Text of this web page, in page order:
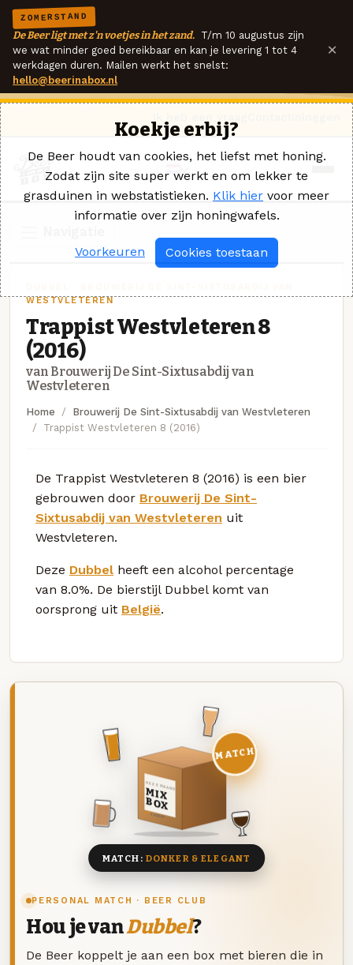
ZOMERSTAND
De Beer ligt met z'n voetjes in het zand. T/m 10 augustus zijn
we wat minder goed bereikbaar en kan je levering 1 tot 4
werkdagen duren. Mailen werkt het snelst:
hello@beerinabox.nl
×
WESTVLETEREN
Trappist Westvleteren 8
(2016)
van Brouwerij De Sint-Sixtusabdij van
Westvleteren
Home
Brouwerij De Sint-Sixtusabdij van Westvleteren
Trappist Westvleteren 8 (2016)
De Trappist Westvleteren 8 (2016) is een bier
gebrouwen door Brouwerij De Sint-
Sixtusabdij van Westvleteren uit
Westvleteren.
Deze Dubbel heeft een alcohol percentage
van 8.0%. De bierstijl Dubbel komt van
oorsprong uit België.
PERSONAL MATCH · BEER CLUB
Hou je vanDubbel?
De Beer koppelt je aan een box met bieren die in
DEZE MAAND
MIX
BOX
8 BIEREN
MATCH
MATCH: DONKER & ELEGANT
Koekje erbij?
De Beer houdt van cookies, het liefst met honing.
Zodat zijn site super werkt en om lekker te
grasduinen in webstatistieken. Klik hier voor meer
informatie over zijn honingwafels.
Voorkeuren Cookies toestaan